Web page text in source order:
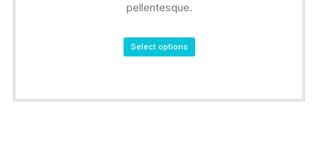
pellentesque.
Select options